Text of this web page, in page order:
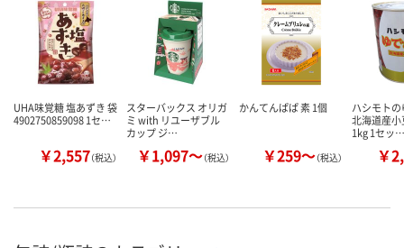
カゴへ カゴへ カ
UHA味覚糖 塩あずき 袋
4902750859098 1セ…
￥2,557（税込）
スターバックス オリガ
ミ with リユーザブル
カップ ジ…
￥1,097～（税込）
かんてんぱぱ 素 1個
￥259～（税込）
ハシモト
北海道産小
1kg 1セッ…
￥